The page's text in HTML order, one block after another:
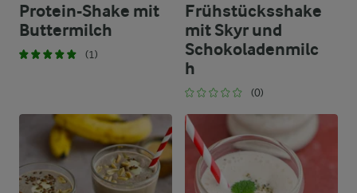
Protein-Shake mit
Buttermilch
(1)
Frühstücksshake
mit Skyr und
Schokoladenmilc
h
(0)